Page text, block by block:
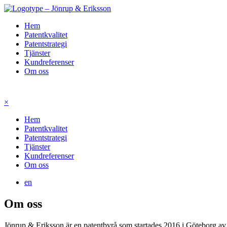
Hem
Patentkvalitet
Patentstrategi
Tjänster
Kundreferenser
Om oss
×
Hem
Patentkvalitet
Patentstrategi
Tjänster
Kundreferenser
Om oss
en
Om oss
Jönrup & Eriksson är en patentbyrå som startades 2016 i Göteborg